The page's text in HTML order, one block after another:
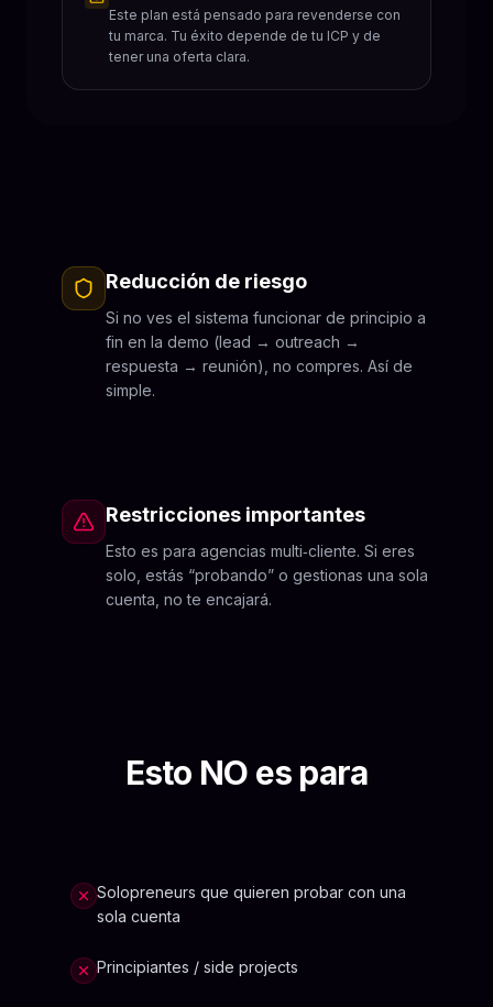
Este plan está pensado para revenderse con
tu marca. Tu éxito depende de tu ICP y de
tener una oferta clara.
Reducción de riesgo
Si no ves el sistema funcionar de principio a
fin en la demo (lead → outreach →
respuesta → reunión), no compres. Así de
simple.
Restricciones importantes
Esto es para agencias multi‑cliente. Si eres
solo, estás “probando” o gestionas una sola
cuenta, no te encajará.
Esto NO es para
Solopreneurs que quieren probar con una
sola cuenta
Principiantes / side projects